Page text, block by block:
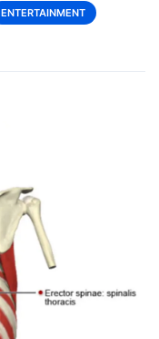
ENTERTAINMENT